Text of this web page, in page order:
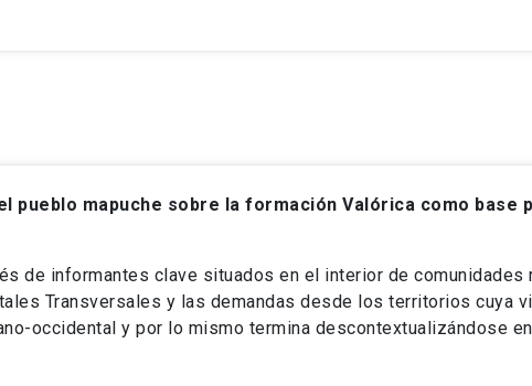
pueblo mapuche sobre la formación Valórica como base
de informantes clave situados en el interior de comunidades
Transversales y las demandas desde los territorios cuya
occidental y por lo mismo termina descontextualizándose